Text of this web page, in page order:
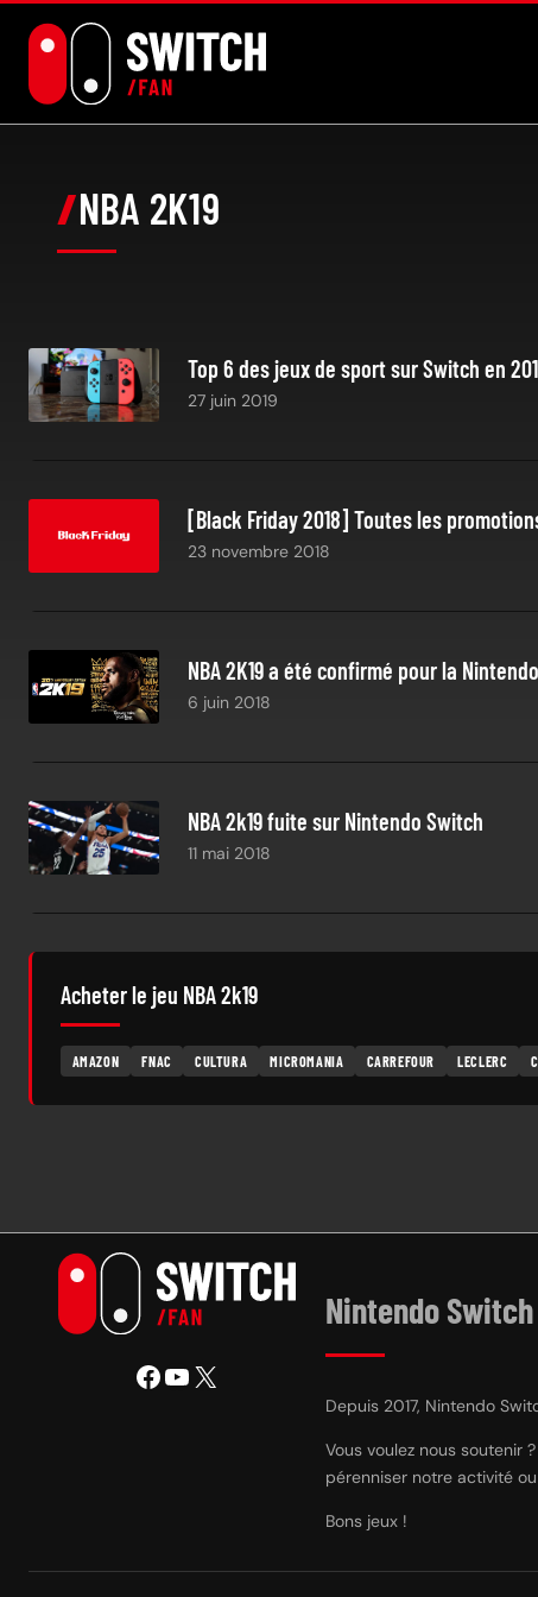
NBA 2K19
Top 6 des jeux de sport sur Switch en
27 juin 2019
[Black Friday 2018] Toutes les
23 novembre 2018
NBA 2K19 a été confirmé pour la
6 juin 2018
NBA 2k19 fuite sur Nintendo Switch
11 mai 2018
Acheter le jeu NBA 2k19
AMAZON FNAC CULTURA MICROMANIA CARREFOUR LECLERC
Facebook YouTube X
Nintendo
Depuis 2017, Nintendo
Vous voulez nous soutenir
pérenniser notre activité ou
Bons jeux !